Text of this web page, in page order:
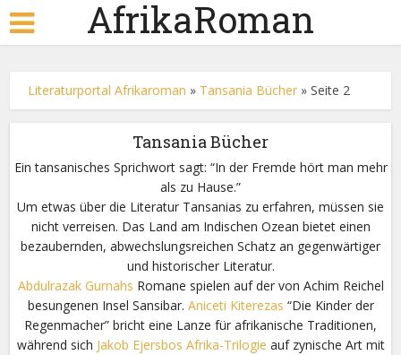
AfrikaRoman
Literaturportal Afrikaroman » Tansania Bücher »Seite 2
Tansania Bücher
Ein tansanisches Sprichwort sagt: “In der Fremde hört man mehr
als zu Hause.”
Um etwas über die Literatur Tansanias zu erfahren, müssen sie
nicht verreisen. Das Land am Indischen Ozean bietet einen
bezaubernden, abwechslungsreichen Schatz an gegenwärtiger
und historischer Literatur.
Abdulrazak Gurnahs Romane spielen auf der von Achim Reichel
besungenen Insel Sansibar. Aniceti Kiterezas “Die Kinder der
Regenmacher” bricht eine Lanze für afrikanische Traditionen,
während sich Jakob Ejersbos Afrika-Trilogie auf zynische Art mit